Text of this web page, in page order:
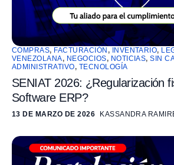
COMPRAS, FACTURACIÓN, INVENTARIO,
VENEZOLANA, NEGOCIOS, NOTICIAS,SIN
ADMINISTRATIVO, TECNOLOGÍA
SENIAT 2026: ¿Regularización
Software ERP?
13 DE MARZO DE 2026 KASSANDRA